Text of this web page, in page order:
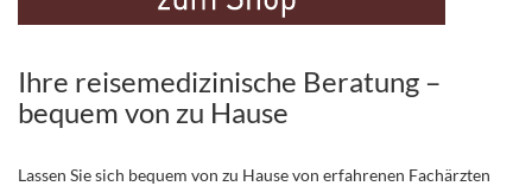
Ihre reisemedizinische Beratung –
bequem von zu Hause
Lassen Sie sich bequem von zu Hause von erfahrenen Fachärzten